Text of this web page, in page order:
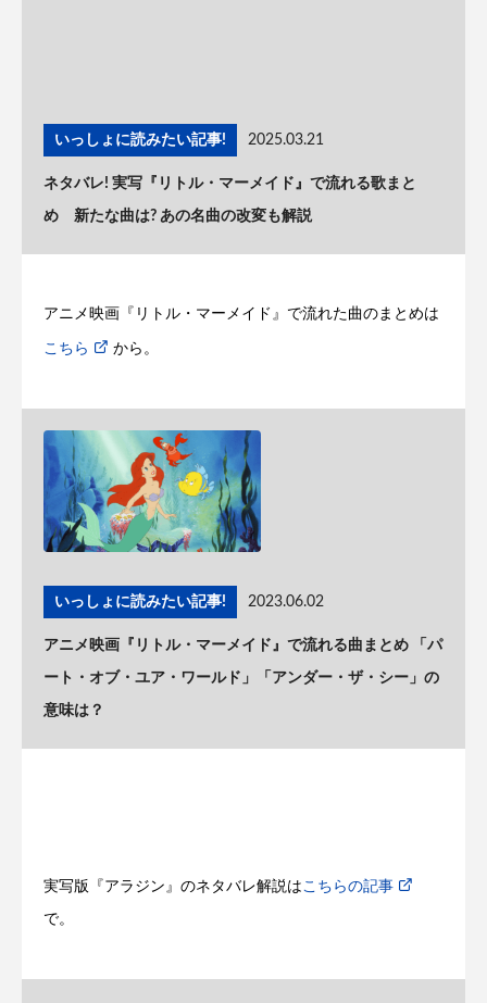
いっしょに読みたい記事! 2025.03.21
ネタバレ! 実写『リトル・マーメイド』で流れる歌まと
め 新たな曲は? あの名曲の改変も解説
アニメ映画『リトル・マーメイド』で流れた曲のまとめは
こちら から。
いっしょに読みたい記事! 2023.06.02
アニメ映画『リトル・マーメイド』で流れる曲まとめ 「パ
ート・オブ・ユア・ワールド」「アンダー・ザ・シー」の
意味は？
実写版『アラジン』のネタバレ解説はこちらの記事
で。